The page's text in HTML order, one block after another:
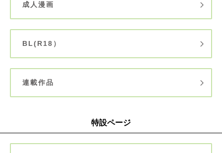
成人漫画
BL(R18）
連載作品
特設ページ